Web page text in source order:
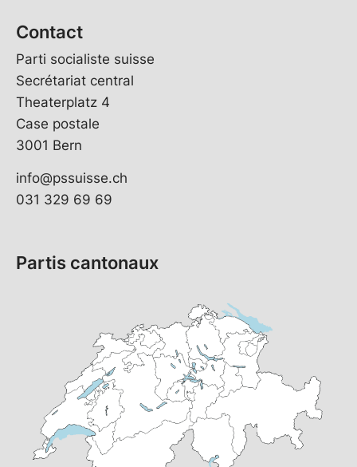
Contact
Parti socialiste suisse
Secrétariat central
Theaterplatz 4
Case postale
3001 Bern
info@pssuisse.ch
031 329 69 69
Partis cantonaux